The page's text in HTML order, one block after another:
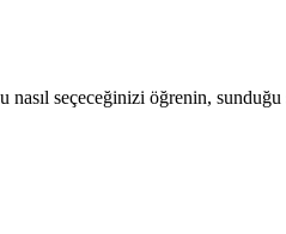
seçeceğinizi öğrenin, sunduğu